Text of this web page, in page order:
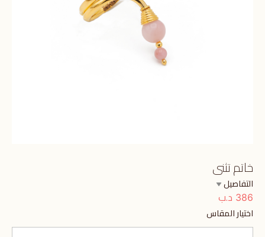
خاتم تثنى
التفاصيل
386 د.ب
اختيار المقاس